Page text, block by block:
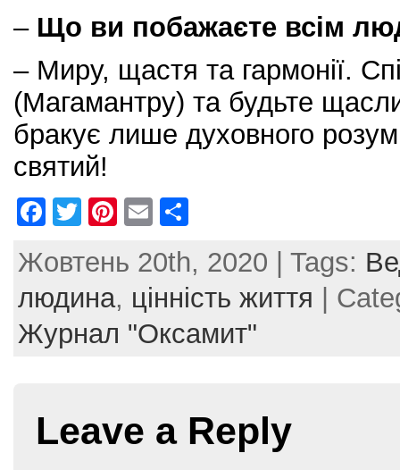
– Що ви побажаєте всім
– Миру, щастя та гармонії.
(Магамантру) та будьте
бракує лише духовного
святий!
F
c
e
b
o
T
itt
er
Pi
er
e
st
E
ai
l
ar
e
Жовтень 20th, 2020 | Tags:
людина, цінність життя |
Журнал "Оксамит"
Leave a Reply